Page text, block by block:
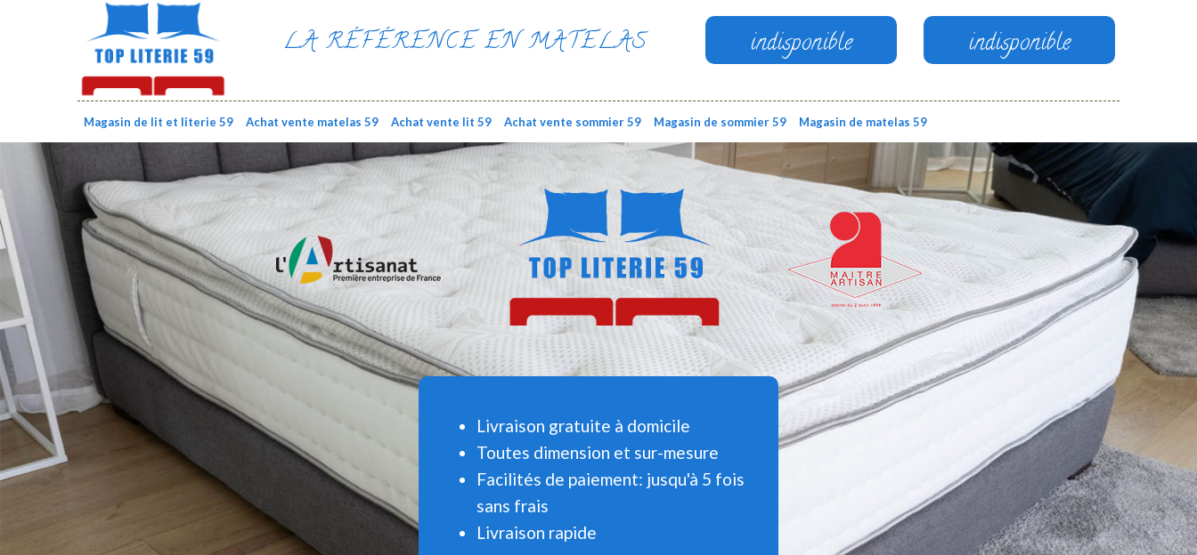
LA RÉFÉRENCE EN MATELAS indisponible indisponible
Magasin de lit et literie 59 Achat vente matelas 59 Achat vente lit 59 Achat vente sommier 59 Magasin de sommier 59 Magasin de matelas 59
Livraison gratuite à domicile
Toutes dimension et sur-mesure
Facilités de paiement: jusqu'à 5 fois
sans frais
Livraison rapide